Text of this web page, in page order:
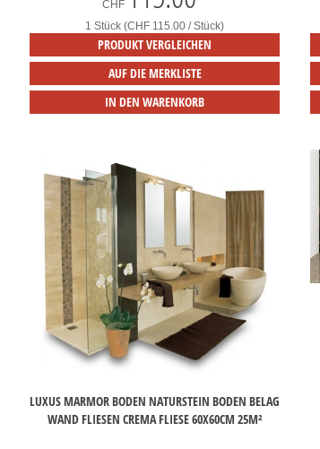
CHF
1 Stück (CHF 115.00 / Stück)
PRODUKT VERGLEICHEN
AUF DIE MERKLISTE
IN DEN WARENKORB
LUXUS MARMOR BODEN NATURSTEIN BODEN BELAG
WAND FLIESEN CREMA FLIESE 60X60CM 25M²